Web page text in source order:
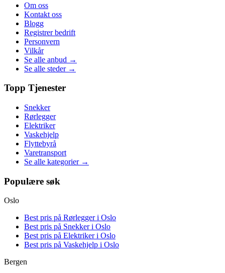
Om oss
Kontakt oss
Blogg
Registrer bedrift
Personvern
Vilkår
Se alle anbud →
Se alle steder →
Topp Tjenester
Snekker
Rørlegger
Elektriker
Vaskehjelp
Flyttebyrå
Varetransport
Se alle kategorier →
Populære søk
Oslo
Best pris på Rørlegger i Oslo
Best pris på Snekker i Oslo
Best pris på Elektriker i Oslo
Best pris på Vaskehjelp i Oslo
Bergen